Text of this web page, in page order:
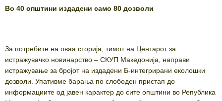
Во 40 општини издадени само 80 дозволи
За потребите на оваа сторија, тимот на Центарот за
истражувачко новинарство – СКУП Македонија, направи
истражување за бројот на издадени Б-интегрирани еколошки
дозволи. Упативме барања по слободен пристап до
информациите од јавен карактер до сите општини во Република